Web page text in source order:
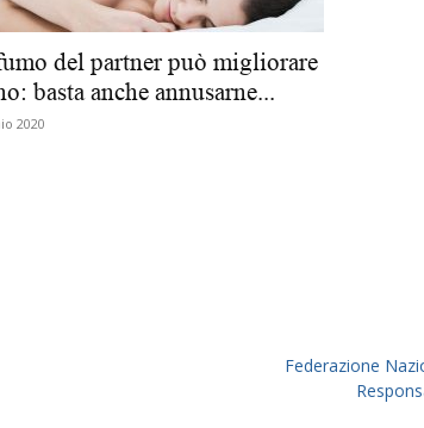
del partner può migliorare
basta anche annusarne...
2020
Federazione